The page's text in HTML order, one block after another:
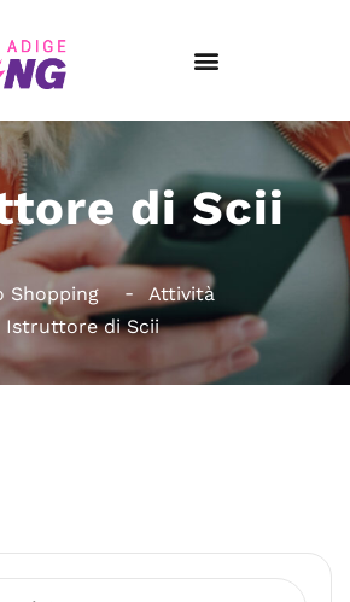
di Scii
Shopping
Attività
Istruttore di Scii